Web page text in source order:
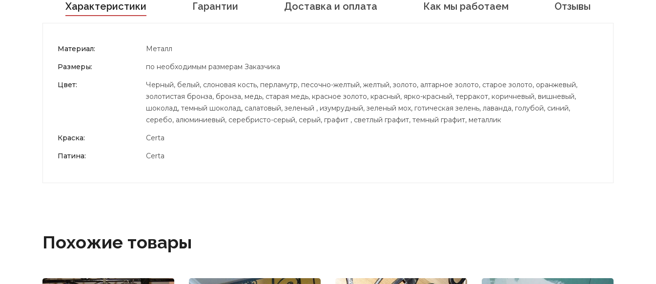
Характеристики Гарантии Доставка и оплата Как мы работаем Отзывы
Материал: Металл
Размеры: по необходимым размерам Заказчика
Цвет:
Черный, белый, слоновая кость, перламутр, песочно-желтый, желтый, золото, алтарное золото, старое золото, оранжевый,
золотистая бронза, бронза, медь, старая медь, красное золото, красный, ярко-красный, терракот, коричневый, вишневый,
шоколад, темный шоколад, салатовый, зеленый , изумрудный, зеленый мох, готическая зелень, лаванда, голубой, синий,
серебо, алюминиевый, серебристо-серый, серый, графит , светлый графит, темный графит, металлик
Краска: Certa
Патина: Certa
Похожие товары